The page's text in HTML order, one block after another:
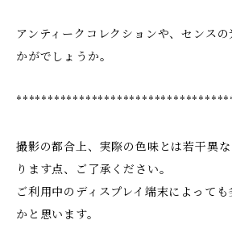
アンティークコレクションや、センス
かがでしょうか。
撮影の都合上、実際の色味とは若干異
ります点、ご了承ください。
ご利用中のディスプレイ端末によって
かと思います。